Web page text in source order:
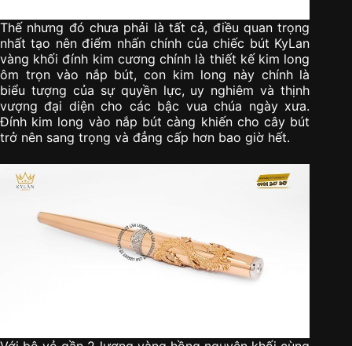
Thế nhưng đó chưa phải là tất cả, điều quan trọng
nhất tạo nên điểm nhấn chính của chiếc bút KyLan
vàng khối đính kim cương chính là thiết kế kim long
ôm trọn vào nắp bút, con kim long này chính là
biểu tượng của sự quyền lực, uy nghiêm và thịnh
vượng đại diện cho các bậc vua chúa ngày xưa.
Đính kim long vào nắp bút càng khiến cho cây bút
trở nên sang trọng và đẳng cấp hơn bao giờ hết.